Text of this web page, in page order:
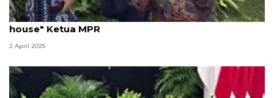
Para menteri Kabinet Merah Putih hadiri "open
house" Ketua MPR
2 April 2025